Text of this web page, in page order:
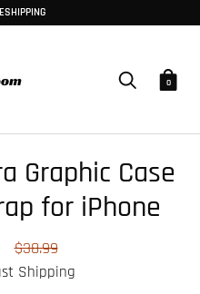
0
Graphic Case
for iPhone
$38.99
Shipping